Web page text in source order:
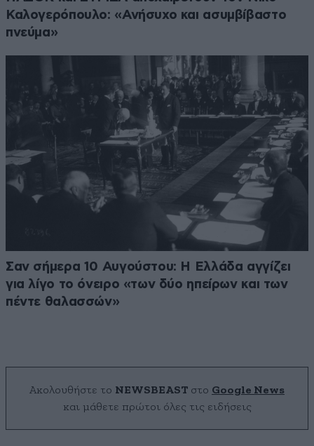
Καλογερόπουλο: «Ανήσυχο και ασυμβίβαστο
πνεύμα»
Σαν σήμερα 10 Αυγούστου: Η Ελλάδα αγγίζει
για λίγο το όνειρο «των δύο ηπείρων και των
πέντε θαλασσών»
Ακολουθήστε το NEWSBEAST στο Google News
και μάθετε πρώτοι όλες τις ειδήσεις